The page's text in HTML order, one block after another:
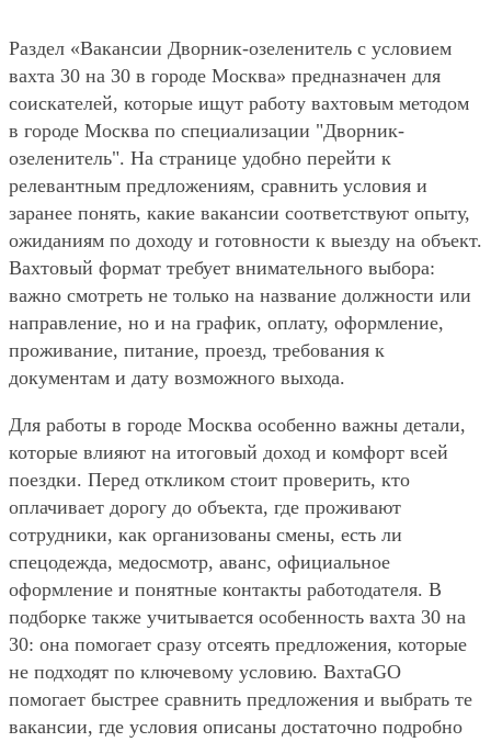
Раздел «Вакансии Дворник-озеленитель с условием
вахта 30 на 30 в городе Москва» предназначен для
соискателей, которые ищут работу вахтовым методом
в городе Москва по специализации "Дворник-
озеленитель". На странице удобно перейти к
релевантным предложениям, сравнить условия и
заранее понять, какие вакансии соответствуют опыту,
ожиданиям по доходу и готовности к выезду на объект.
Вахтовый формат требует внимательного выбора:
важно смотреть не только на название должности или
направление, но и на график, оплату, оформление,
проживание, питание, проезд, требования к
документам и дату возможного выхода.
Для работы в городе Москва особенно важны детали,
которые влияют на итоговый доход и комфорт всей
поездки. Перед откликом стоит проверить, кто
оплачивает дорогу до объекта, где проживают
сотрудники, как организованы смены, есть ли
спецодежда, медосмотр, аванс, официальное
оформление и понятные контакты работодателя. В
подборке также учитывается особенность вахта 30 на
30: она помогает сразу отсеять предложения, которые
не подходят по ключевому условию. ВахтаGO
помогает быстрее сравнить предложения и выбрать те
вакансии, где условия описаны достаточно подробно